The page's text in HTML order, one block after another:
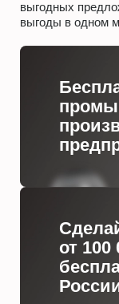
выгодных
выгоды в одном
от 100